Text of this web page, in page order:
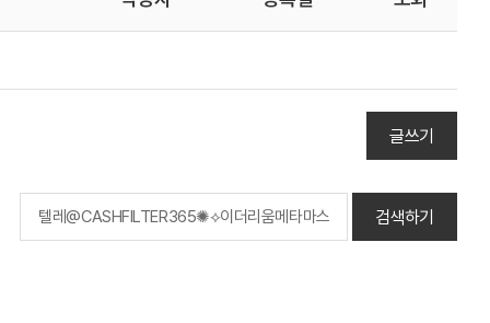
글쓰기
검색하기